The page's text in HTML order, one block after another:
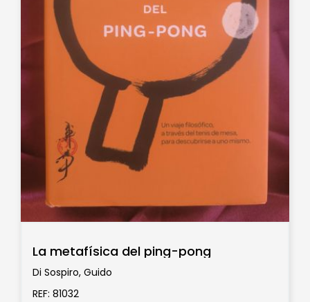
La metafísica del ping-pong
Di Sospiro, Guido
REF: 81032